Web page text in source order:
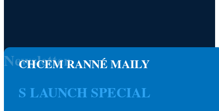
CHCEM RANNÉ MAILY
S LAUNCH SPECIAL
Newsletter